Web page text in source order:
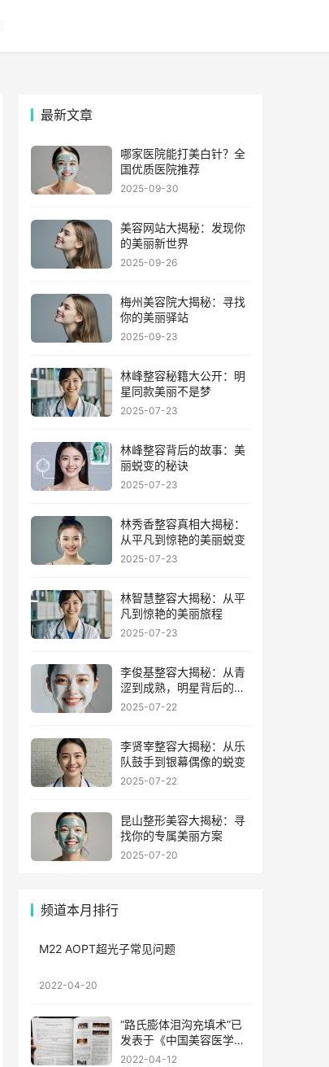
最新文章
哪家医院能打美白针？全
国优质医院推荐
2025-09-30
美容网站大揭秘：发现你
的美丽新世界
2025-09-26
梅州美容院大揭秘：寻找
你的美丽驿站
2025-09-23
林峰整容秘籍大公开：明
星同款美丽不是梦
2025-07-23
林峰整容背后的故事：美
丽蜕变的秘诀
2025-07-23
林秀香整容真相大揭秘：
从平凡到惊艳的美丽蜕变
2025-07-23
林智慧整容大揭秘：从平
凡到惊艳的美丽旅程
2025-07-23
李俊基整容大揭秘：从青
涩到成熟，明星背后的美
丽秘密
2025-07-22
李贤宰整容大揭秘：从乐
队鼓手到银幕偶像的蜕变
2025-07-22
昆山整形美容大揭秘：寻
找你的专属美丽方案
2025-07-20
频道本月排行
M22 AOPT超光子常见问题
2022-04-20
“路氏膨体泪沟充填术”已
发表于《中国美容医学》
2022年3月第31卷第3期
2022-04-12